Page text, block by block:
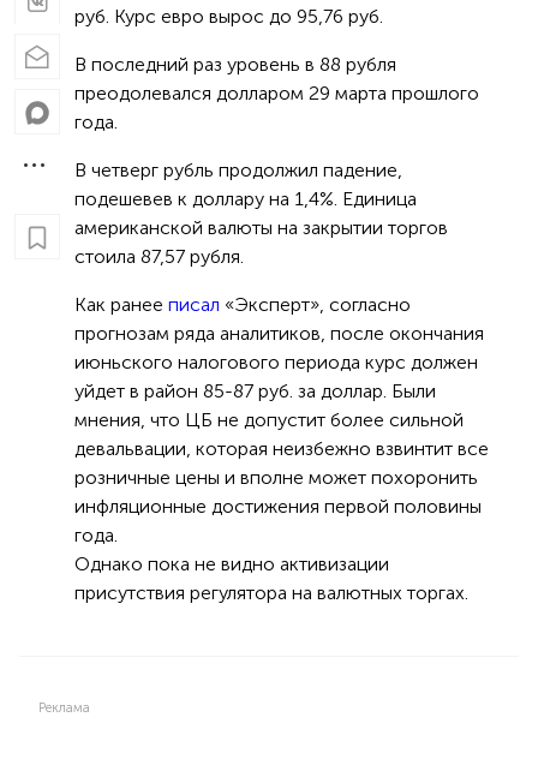
руб. Курс евро вырос до 95,76 руб.
В последний раз уровень в 88 рубля
преодолевался долларом 29 марта прошлого
года.
В четверг рубль продолжил падение,
подешевев к доллару на 1,4%. Единица
американской валюты на закрытии торгов
стоила 87,57 рубля.
Как ранее писал «Эксперт», согласно
прогнозам ряда аналитиков, после окончания
июньского налогового периода курс должен
уйдет в район 85-87 руб. за доллар. Были
мнения, что ЦБ не допустит более сильной
девальвации, которая неизбежно взвинтит все
розничные цены и вполне может похоронить
инфляционные достижения первой половины
года.
Однако пока не видно активизации
присутствия регулятора на валютных торгах.
Реклама